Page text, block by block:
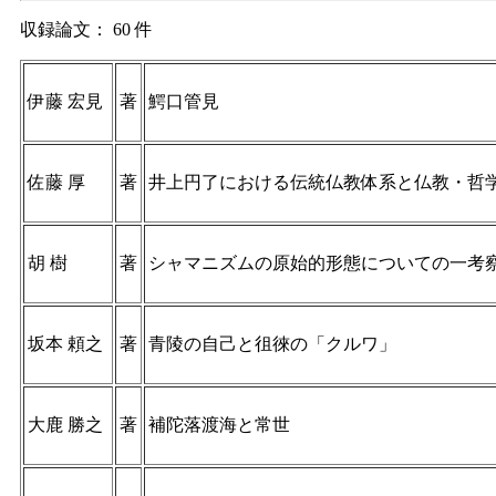
収録論文： 60 件
伊藤 宏見 著 鰐口管見
佐藤 厚 著 井上円了における伝統仏教体系と仏教・哲
胡 樹 著 シャマニズムの原始的形態についての一考
坂本 頼之 著 青陵の自己と徂徠の「クルワ」
大鹿 勝之 著 補陀落渡海と常世